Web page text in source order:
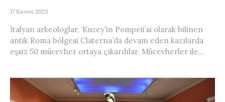
17 Kasım 2023
İtalyan arkeologlar, ‘Kuzey’in Pompeii’si olarak bilinen
antik Roma bölgesi Claterna’da devam eden kazılarda
eşsiz 50 mücevher ortaya çıkardılar. Mücevherler ile...